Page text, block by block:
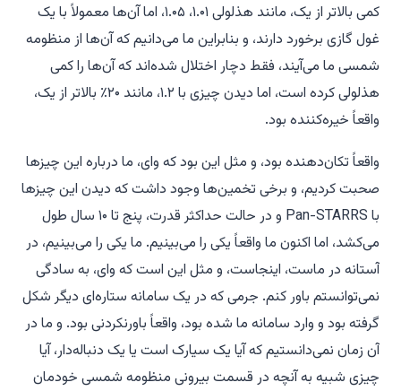
کمی بالاتر از یک، مانند هذلولی ۱.۰۱، ۱.۰۵، اما آن‌ها معمولاً با یک
غول گازی برخورد دارند، و بنابراین ما می‌دانیم که آن‌ها از منظومه
شمسی ما می‌آیند، فقط دچار اختلال شده‌اند که آن‌ها را کمی
هذلولی کرده است، اما دیدن چیزی با ۱.۲، مانند ۲۰٪ بالاتر از یک،
واقعاً خیره‌کننده بود.
واقعاً تکان‌دهنده بود، و مثل این بود که وای، ما درباره این چیزها
صحبت کردیم، و برخی تخمین‌ها وجود داشت که دیدن این چیزها
با Pan-STARRS و در حالت حداکثر قدرت، پنج تا ۱۰ سال طول
می‌کشد، اما اکنون ما واقعاً یکی را می‌بینیم. ما یکی را می‌بینیم، در
آستانه در ماست، اینجاست، و مثل این است که وای، به سادگی
نمی‌توانستم باور کنم. جرمی که در یک سامانه ستاره‌ای دیگر شکل
گرفته بود و وارد سامانه ما شده بود، واقعاً باورنکردنی بود. و ما در
آن زمان نمی‌دانستیم که آیا یک سیارک است یا یک دنباله‌دار، آیا
چیزی شبیه به آنچه در قسمت بیرونی منظومه شمسی خودمان